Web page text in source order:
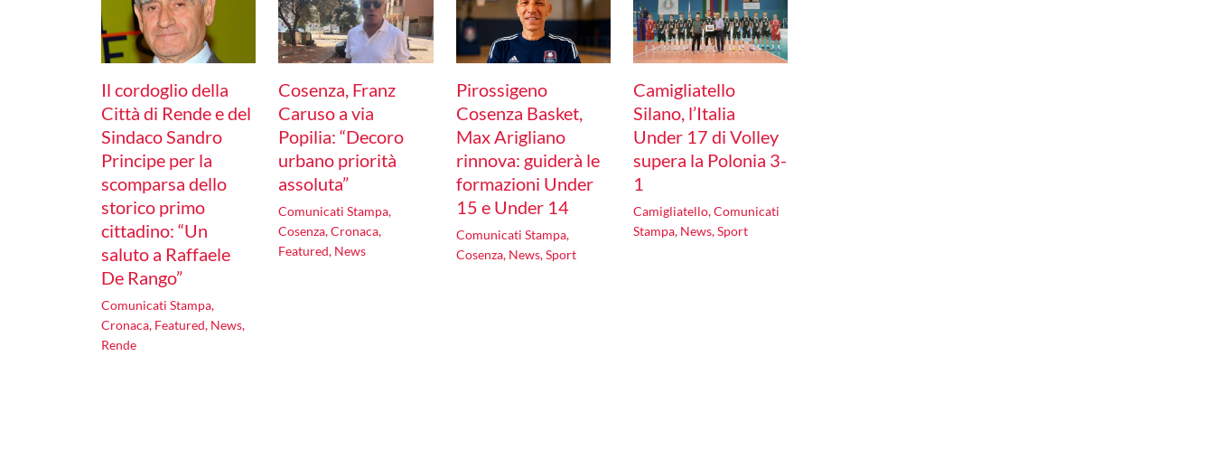
Il cordoglio della
Città di Rende e del
Sindaco Sandro
Principe per la
scomparsa dello
storico primo
cittadino: “Un
saluto a Raffaele
De Rango”
Comunicati Stampa,
Cronaca, Featured, News,
Rende
Cosenza, Franz
Caruso a via
Popilia: “Decoro
urbano priorità
assoluta”
Comunicati Stampa,
Cosenza,Cronaca,
Featured, News
Pirossigeno
Cosenza Basket,
Max Arigliano
rinnova: guiderà le
formazioni Under
15 e Under 14
Comunicati Stampa,
Cosenza, News,Sport
Camigliatello
Silano, l’Italia
Under 17 di Volley
supera la Polonia 3-
1
Camigliatello,Comunicati
Stampa, News,Sport